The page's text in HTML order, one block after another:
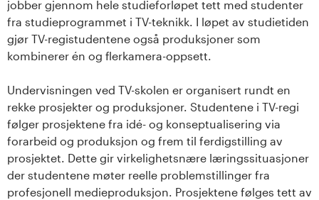
jobber gjennom hele studieforløpet tett med studenter
fra studieprogrammet i TV-teknikk. I løpet av studietiden
gjør TV-registudentene også produksjoner som
kombinerer én og flerkamera-oppsett.
Undervisningen ved TV-skolen er organisert rundt en
rekke prosjekter og produksjoner. Studentene i TV-regi
følger prosjektene fra idé- og konseptualisering via
forarbeid og produksjon og frem til ferdigstilling av
prosjektet. Dette gir virkelighetsnære læringssituasjoner
der studentene møter reelle problemstillinger fra
profesjonell medieproduksjon. Prosjektene følges tett av